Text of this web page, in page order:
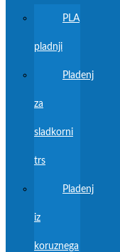
PLA
pladnji
Pladenj
za
sladkorni
trs
Pladenj
iz
koruznega